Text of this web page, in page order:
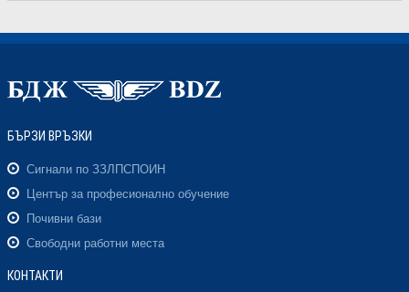
БЪРЗИ ВРЪЗКИ
Сигнали по ЗЗЛПСПОИН
Център за професионално обучение
Почивни бази
Свободни работни места
КОНТАКТИ